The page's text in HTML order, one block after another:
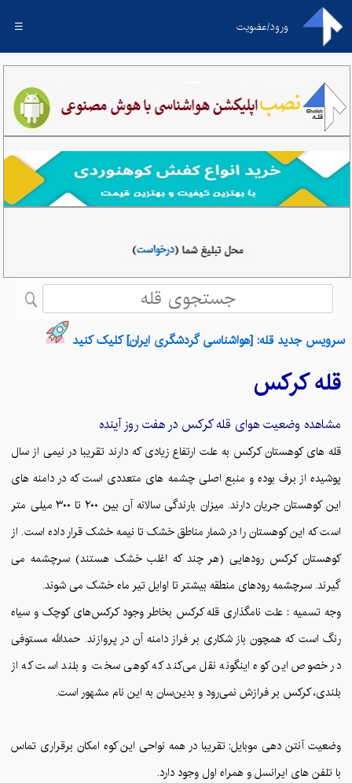
ورود/عضویت ☰
سرویس جدید قله: [هواشناسی گردشگری ایران] کلیک کنید
قلهکرکس
مشاهده وضعیت هوای قلهکرکس در هفت روز آینده
قله های کوهستان کرکس به علت ارتفاع زیادی که دارند تقریبا در نیمی از سال
پوشیده از برف بوده و منبع اصلی چشمه های متعددی است که در دامنه های
این کوهستان جریان دارند. میزان بارندگی سالانه آن بین ۲۰۰ تا ۳۰۰ میلی متر
است که این کوهستان را در شمار مناطق خشک تا نیمه خشک قرار داده است. از
کوهستان کرکس رودهایی (هر چند که اغلب خشک هستند) سرچشمه می
گیرند. سرچشمه رودهای منطقه بیشتر تا اوایل تیر ماه خشک می شوند.
وجه تسمیه : علت نامگذاری قله کرکس بخاطر وجود کرکس‌های کوچک و سیاه
رنگ است که همچون باز شکاری بر فراز دامنه آن در پروازند. حمدالله مستوفی
در خصوص این کوه اینگونه نقل می‌کند که کوهی سخت و بلند است که از
بلندی، کرکس بر فرازش نمی‌رود و بدین‌سان به این نام مشهور است.
وضعیت آنتن دهی موبایل: تقریبا در همه نواحی این کوه امکان برقراری تماس
با تلفن های ایرانسل و همراه اول وجود دارد.